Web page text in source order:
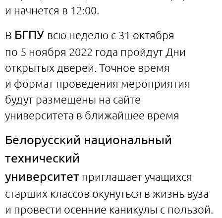
и начнется в 12:00.
В БГПУ всю неделю с 31 октября
по 5 ноября 2022 года пройдут Дни
открытых дверей. Точное время
и формат проведения мероприятия
будут размещены на сайте
университета в ближайшее время
Белорусский национальный
технический
университет приглашает учащихся
старших классов окунуться в жизнь вуза
и провести осенние каникулы с пользой.